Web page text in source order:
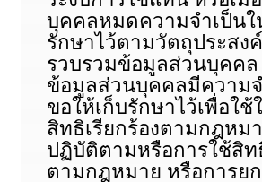
บุคคลหมดความจำเป็นใ
รักษาไว้ตามวัตถุประสง
รวบรวมข้อมูลส่วนบุคคล
ข้อมูลส่วนบุคคลมีความจ
ขอให้เก็บรักษาไว้เพื่อใช้
สิทธิเรียกร้องตามกฎหม
ปฏิบัติตามหรือการใช้สิท
ตามกฎหมาย หรือการย